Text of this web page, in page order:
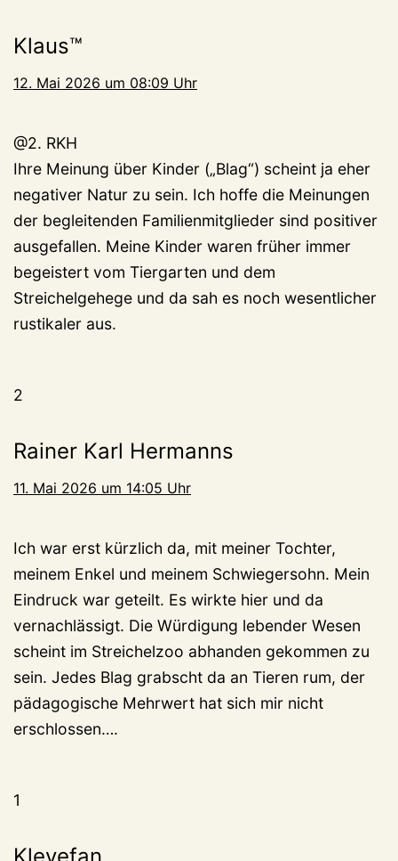
Klaus™
12. Mai 2026 um 08:09 Uhr
@2. RKH
Ihre Meinung über Kinder („Blag“) scheint ja eher
negativer Natur zu sein. Ich hoffe die Meinungen
der begleitenden Familienmitglieder sind positiver
ausgefallen. Meine Kinder waren früher immer
begeistert vom Tiergarten und dem
Streichelgehege und da sah es noch wesentlicher
rustikaler aus.
2
Rainer Karl Hermanns
11. Mai 2026 um 14:05 Uhr
Ich war erst kürzlich da, mit meiner Tochter,
meinem Enkel und meinem Schwiegersohn. Mein
Eindruck war geteilt. Es wirkte hier und da
vernachlässigt. Die Würdigung lebender Wesen
scheint im Streichelzoo abhanden gekommen zu
sein. Jedes Blag grabscht da an Tieren rum, der
pädagogische Mehrwert hat sich mir nicht
erschlossen….
1